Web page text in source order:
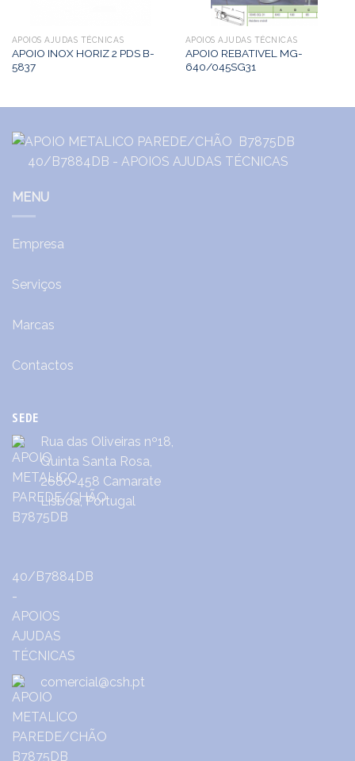
APOIOS AJUDAS TÉCNICAS
APOIO INOX HORIZ 2 PDS B-
5837
APOIOS AJUDAS TÉCNICAS
APOIO REBATIVEL MG-
640/045SG31
MENU
Empresa
Serviços
Marcas
Contactos
SEDE
Rua das Oliveiras nº18,
Quinta Santa Rosa,
2680-458 Camarate
Lisboa, Portugal
comercial@csh.pt